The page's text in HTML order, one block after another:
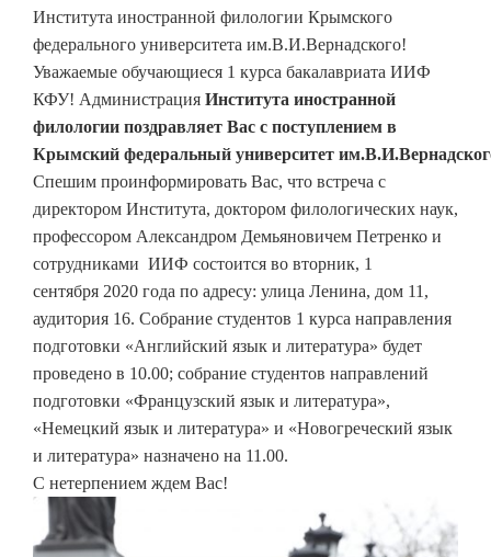
Института иностранной филологии Крымского
федерального университета им.В.И.Вернадского!
Уважаемые обучающиеся 1 курса бакалавриата ИИФ
КФУ! Администрация Института иностранной
филологии поздравляет Вас с поступлением в
Крымский федеральный университет
Спешим проинформировать Вас, что встреча с
директором Института, доктором филологических наук,
профессором Александром Демьяновичем Петренко и
сотрудниками ИИФ состоится во вторник, 1
сентября 2020 года по адресу: улица Ленина, дом 11,
аудитория 16. Собрание студентов 1 курса направления
подготовки «Английский язык и литература» будет
проведено в 10.00; собрание студентов направлений
подготовки «Французский язык и литература»,
«Немецкий язык и литература» и «Новогреческий язык
и литература» назначено на 11.00.
С нетерпением ждем Вас!